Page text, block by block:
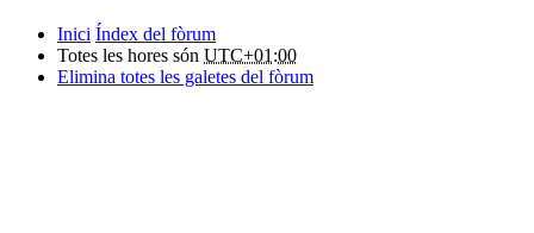
Inici Índex del fòrum
Totes les hores són UTC+01:00
Elimina totes les galetes del fòrum